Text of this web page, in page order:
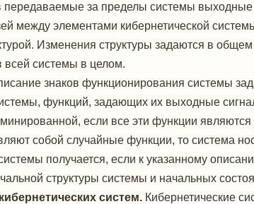
передаваемые за пределы системы
между элементами кибернетической
Изменения структуры задаются в
всей системы в целом.
знаков функционирования системы
функций, задающих их выходные
если все эти функции
собой случайные функции, то система
получается, если к указанному
структуры системы и начальных
систем. Кибернетические